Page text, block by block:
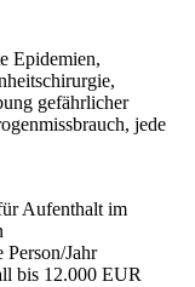
Epidemien,
gefährlicher
jede
Aufenthalt im
Jahr
bis 12.000 EUR